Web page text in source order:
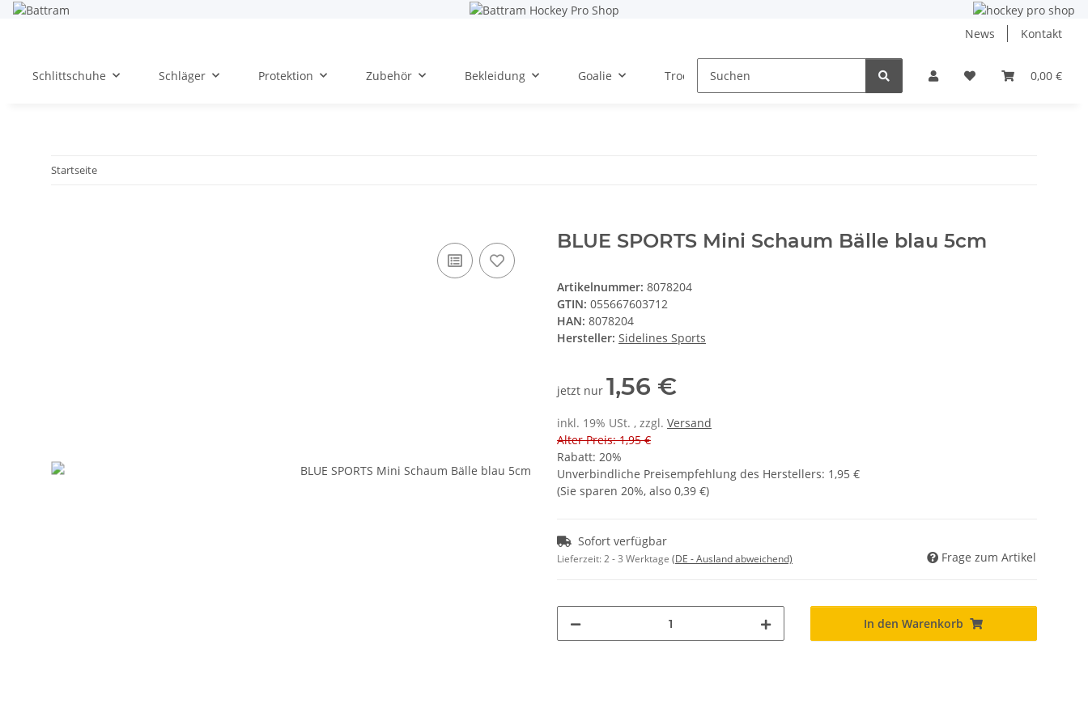
News Kontakt
0,00 €
Schlittschuhe Schläger Protektion Zubehör Bekleidung Goalie Trockentraining NHL und DEB
Startseite
BLUE SPORTS Mini Schaum Bälle blau 5cm
Artikelnummer: 8078204
GTIN: 055667603712
HAN: 8078204
Hersteller: Sidelines Sports
jetzt nur 1,56 €
inkl. 19% USt. , zzgl. Versand
Alter Preis: 1,95 €
Rabatt: 20%
Unverbindliche Preisempfehlung des Herstellers: 1,95 €
(Sie sparen 20%, also 0,39 €)
Sofort verfügbar
Lieferzeit:2 - 3 Werktage (DE - Ausland abweichend) Frage zum Artikel
In den Warenkorb